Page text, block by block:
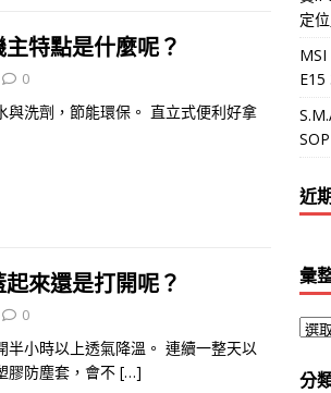
特點是什麼呢？
0
與洗劑，節能環保。 直立式便利好拿
來還是打開呢？
0
半小時以上透氣降溫。 連續一整天以
膠防塵套，會不 […]
定
MSI
SOP
近
彙
分